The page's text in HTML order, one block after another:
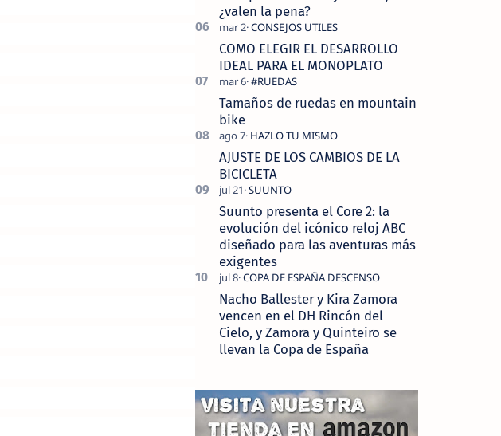
¿valen la pena?
COMO ELEGIR EL DESARROLLO
IDEAL PARA EL MONOPLATO
Tamaños de ruedas en mountain
bike
AJUSTE DE LOS CAMBIOS DE LA
BICICLETA
Suunto presenta el Core 2: la
evolución del icónico reloj ABC
diseñado para las aventuras más
exigentes
Nacho Ballester y Kira Zamora
vencen en el DH Rincón del
Cielo, y Zamora y Quinteiro se
llevan la Copa de España